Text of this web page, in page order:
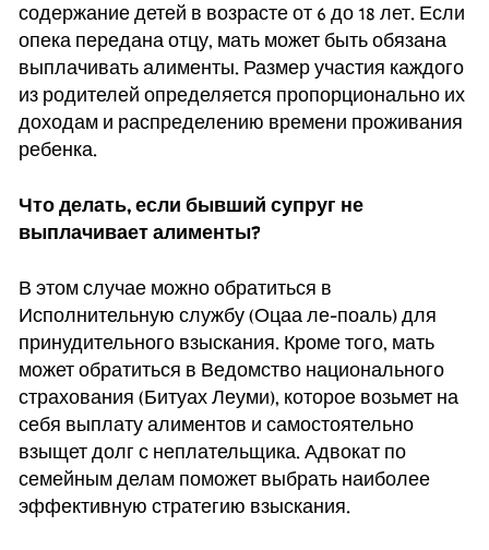
содержание детей в возрасте от 6 до 18 лет. Если
опека передана отцу, мать может быть обязана
выплачивать алименты. Размер участия каждого
из родителей определяется пропорционально их
доходам и распределению времени проживания
ребенка.
Что делать, если бывший супруг не
выплачивает алименты?
В этом случае можно обратиться в
Исполнительную службу (Оцаа ле-поаль) для
принудительного взыскания. Кроме того, мать
может обратиться в Ведомство национального
страхования (Битуах Леуми), которое возьмет на
себя выплату алиментов и самостоятельно
взыщет долг с неплательщика. Адвокат по
семейным делам поможет выбрать наиболее
эффективную стратегию взыскания.